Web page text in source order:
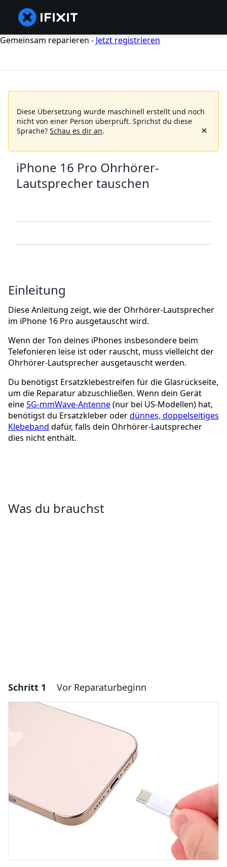
Gemeinsam reparieren - Jetzt registrieren
Diese Übersetzung wurde maschinell erstellt und noch
nicht von einer Person überprüft. Sprichst du diese
Sprache? Schau es dir an.
iPhone 16 Pro Ohrhörer-
Lautsprecher tauschen
Einleitung
Diese Anleitung zeigt, wie der Ohrhörer-Lautsprecher
im iPhone 16 Pro ausgetauscht wird.
Wenn der Ton deines iPhones insbesondere beim
Telefonieren leise ist oder rauscht, muss vielleicht der
Ohrhörer-Lautsprecher ausgetauscht werden.
Du benötigst Ersatzklebestreifen für die Glasrückseite,
um die Reparatur abzuschließen. Wenn dein Gerät
eine 5G-mmWave-Antenne(nur bei US-Modellen) hat,
benötigst du Ersatzkleber oderdünnes, doppelseitiges
Klebeband dafür, falls dein Ohrhörer-Lautsprecher
dies nicht enthält.
Was du brauchst
Schritt 1 Vor Reparaturbeginn